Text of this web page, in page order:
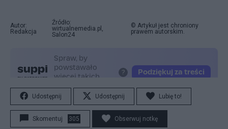
Autor:
Redakcja
Źródło:
wirtualnemedia.pl,
Salon24
© Artykuł jest chroniony
prawem autorskim.
Udostępnij Udostępnij Lubię to!
Skomentuj 305 Obserwuj notkę